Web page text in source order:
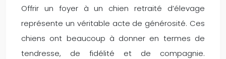
Offrir un foyer à un chien retraité d’élevage
représente un véritable acte de générosité. Ces
chiens ont beaucoup à donner en termes de
tendresse, de fidélité et de compagnie.